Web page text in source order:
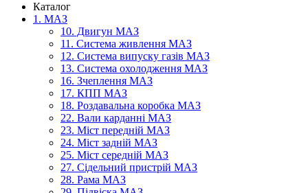
Каталог
1. МАЗ
10. Двигун МАЗ
11. Система живлення МАЗ
12. Система випуску газів МАЗ
13. Система охолодження МАЗ
16. Зчеплення МАЗ
17. КПП МАЗ
18. Роздавальна коробка МАЗ
22. Вали карданні МАЗ
23. Міст передній МАЗ
24. Міст задній МАЗ
25. Міст середній МАЗ
27. Сідельний пристрій МАЗ
28. Рама МАЗ